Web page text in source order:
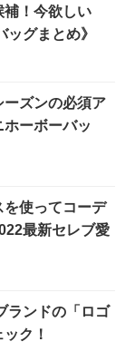
補！今欲しい
ッグまとめ》
ーズンの必須ア
ーボーバッ
を使ってコーデ
最新セレブ愛
ランドの「ロゴ
ク！